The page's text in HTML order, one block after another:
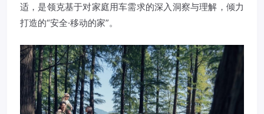
适，是领克基于对家庭用车需求的深入洞察与理解，倾力
打造的“安全·移动的家”。